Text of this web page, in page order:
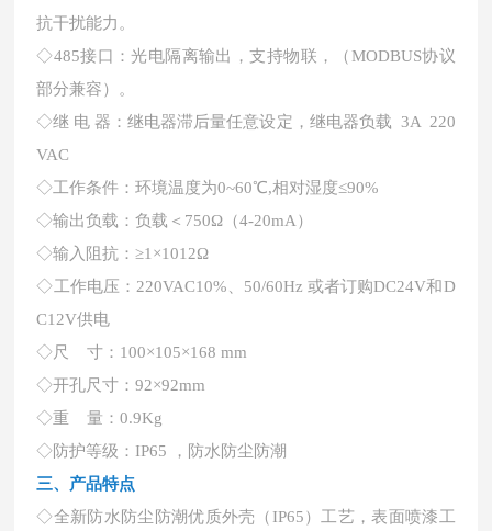
抗干扰能力。
◇485接口：光电隔离输出，支持物联，（MODBUS协议
部分兼容）。
◇继 电 器：继电器滞后量任意设定，继电器负载 3A 220
VAC
◇工作条件：环境温度为0~60℃,相对湿度≤90%
◇输出负载：负载＜750Ω（4-20mA）
◇输入阻抗：≥1×1012Ω
◇工作电压：220VAC10%、50/60Hz 或者订购DC24V和D
C12V供电
◇尺 寸：100×105×168 mm
◇开孔尺寸：92×92mm
◇重 量：0.9Kg
◇防护等级：IP65 ，防水防尘防潮
三、产品特点
◇全新防水防尘防潮优质外壳（IP65）工艺，表面喷漆工